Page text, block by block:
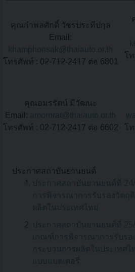
คุณกำพลศักดิ์ วัชรประทีปกุล
Email:
khamphonsak@thaiauto.or.th
โทรศัพท์ : 02-712-2417 ต่อ 6801
โ
คุณอมรรัตน์ มีวัฒนะ
Email: amornrat@thaiauto.or.th
โทรศัพท์ : 02-712-2417 ต่อ 6602
โ
ประกาศสถาบันยานยนต์
ประกาศสถาบันยานยนต์ที่
การพิจารณาการรับรองวัตถุ
ผลิตในประเทศไทย
ประกาศสถาบันยานยนต์ที่ 25/
เกณฑ์การพิจารณาการรับร
กระบวนการผลิตในประเทศ
แบบแบตเตอรี่